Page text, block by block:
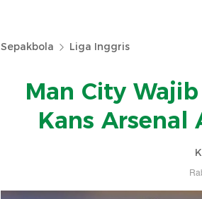
Sepakbola Liga Inggris
Man City
Kans Arsenal